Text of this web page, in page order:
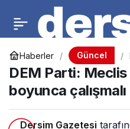
Haberler Güncel
DEM Parti: Meclis
boyunca çalışmalı
Dersim Gazetesi